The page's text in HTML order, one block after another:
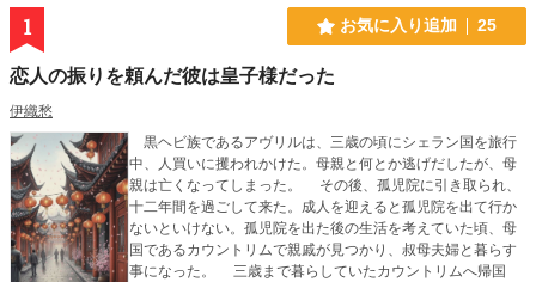
1 お気に入り追加 25
恋人の振りを頼んだ彼は皇子様だった
伊織愁
黒ヘビ族であるアヴリルは、三歳の頃にシェラン国を旅行
中、人買いに攫われかけた。母親と何とか逃げだしたが、母
親は亡くなってしまった。 その後、孤児院に引き取られ、
十二年間を過ごして来た。成人を迎えると孤児院を出て行か
ないといけない。孤児院を出た後の生活を考えていた頃、母
国であるカウントリムで親戚が見つかり、叔母夫婦と暮らす
事になった。 三歳まで暮らしていたカウントリムへ帰国